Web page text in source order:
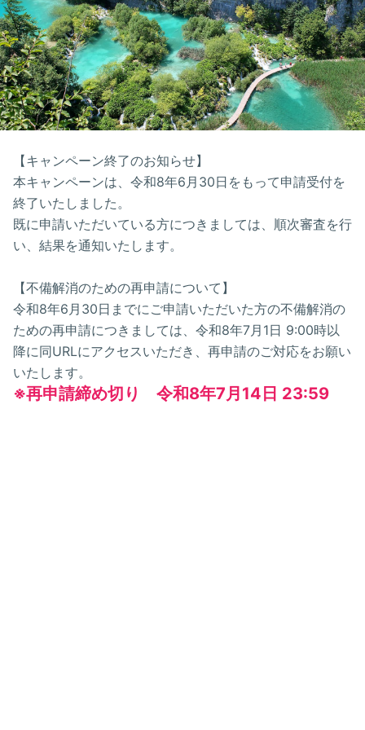
【キャンペーン終了のお知らせ】
本キャンペーンは、令和8年6月30日をもって申請受付を
終了いたしました。
既に申請いただいている方につきましては、順次審査を行
い、結果を通知いたします。
【不備解消のための再申請について】
令和8年6月30日までにご申請いただいた方の不備解消の
ための再申請につきましては、令和8年7月1日 9:00時以
降に同URLにアクセスいただき、再申請のご対応をお願い
いたします。
※再申請締め切り 令和8年7月14日 23:59